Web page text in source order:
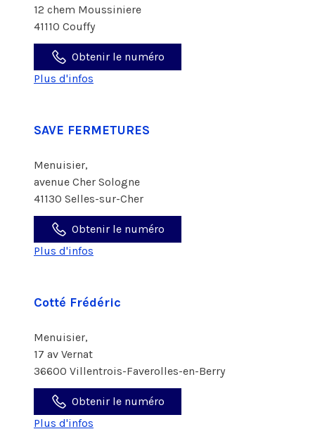
12 chem Moussiniere
41110 Couffy
Obtenir le numéro
Plus d'infos
SAVE FERMETURES
Menuisier,
avenue Cher Sologne
41130 Selles-sur-Cher
Obtenir le numéro
Plus d'infos
Cotté Frédéric
Menuisier,
17 av Vernat
36600 Villentrois-Faverolles-en-Berry
Obtenir le numéro
Plus d'infos